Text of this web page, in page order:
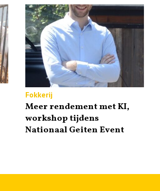
Fokkerij
Meer rendement met KI,
workshop tijdens
Nationaal Geiten Event